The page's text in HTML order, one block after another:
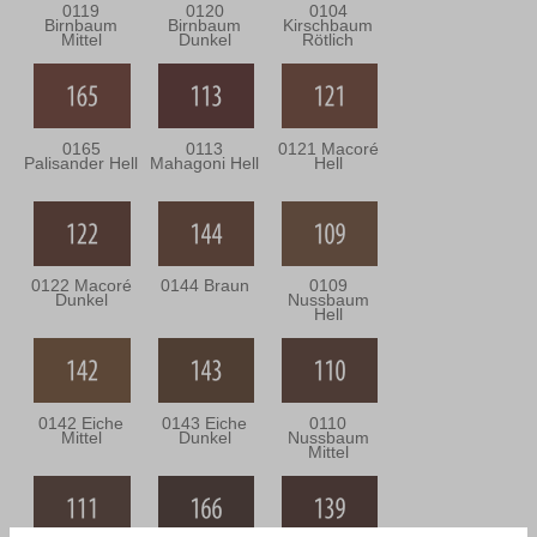
0119
Birnbaum
Mittel
0120
Birnbaum
Dunkel
0104
Kirschbaum
Rötlich
0165
Palisander Hell
0113
Mahagoni Hell
0121 Macoré
Hell
0122 Macoré
Dunkel
0144 Braun 0109
Nussbaum
Hell
0142 Eiche
Mittel
0143 Eiche
Dunkel
0110
Nussbaum
Mittel